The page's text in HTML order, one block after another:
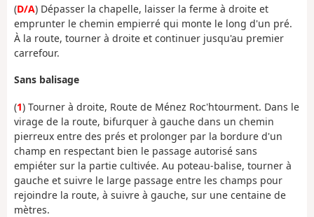
(D/A) Dépasser la chapelle, laisser la ferme à droite et
emprunter le chemin empierré qui monte le long d'un pré.
À la route, tourner à droite et continuer jusqu'au premier
carrefour.
Sans balisage
(1) Tourner à droite, Route de Ménez Roc'htourment. Dans le
virage de la route, bifurquer à gauche dans un chemin
pierreux entre des prés et prolonger par la bordure d'un
champ en respectant bien le passage autorisé sans
empiéter sur la partie cultivée. Au poteau-balise, tourner à
gauche et suivre le large passage entre les champs pour
rejoindre la route, à suivre à gauche, sur une centaine de
mètres.